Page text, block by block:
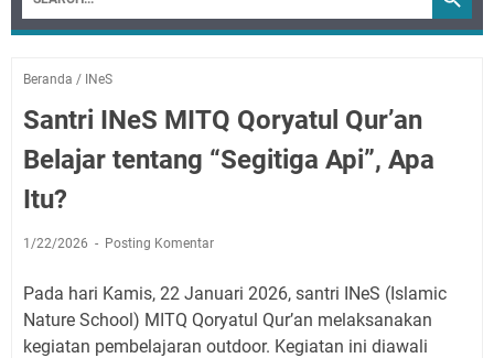
Beranda / INeS
Santri INeS MITQ Qoryatul Qur’an
Belajar tentang “Segitiga Api”, Apa
Itu?
1/22/2026 Posting Komentar
Pada hari Kamis, 22 Januari 2026, santri INeS (Islamic
Nature School) MITQ Qoryatul Qur’an melaksanakan
kegiatan pembelajaran outdoor. Kegiatan ini diawali